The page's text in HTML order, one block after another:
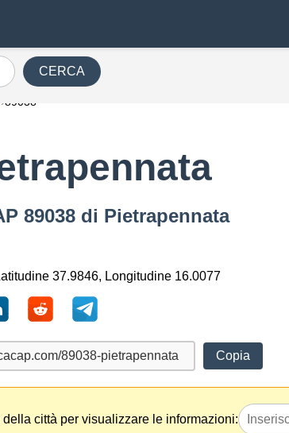
CERCA
89038
89038 di Pietrapennata
37.9846, Longitudine 16.0077
Copia
della città per visualizzare le informazioni: